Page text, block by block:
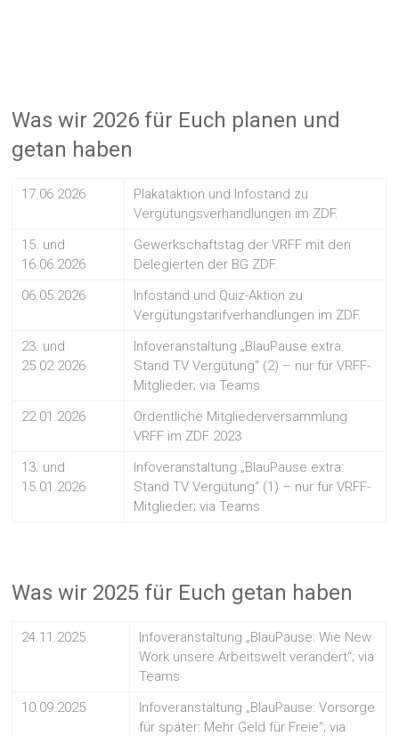
Was wir 2026 für Euch planen und
getan haben
17.06.2026
Plakataktion und Infostand zu
Vergütungsverhandlungen im ZDF.
15. und
16.06.2026
Gewerkschaftstag der VRFF mit den
Delegierten der BG ZDF.
06.05.2026
Infostand und Quiz-Aktion zu
Vergütungstarifverhandlungen im ZDF.
23. und
25.02.2026
Infoveranstaltung „BlauPause extra:
Stand TV Vergütung“ (2) – nur für VRFF-
Mitglieder; via Teams
22.01.2026
Ordentliche Mitgliederversammlung
VRFF im ZDF 2023
13. und
15.01.2026
Infoveranstaltung „BlauPause extra:
Stand TV Vergütung“ (1) – nur für VRFF-
Mitglieder; via Teams
Was wir 2025 für Euch getan haben
24.11.2025
Infoveranstaltung „BlauPause: Wie New
Work unsere Arbeitswelt verändert“; via
Teams
10.09.2025
Infoveranstaltung „BlauPause: Vorsorge
für später: Mehr Geld für Freie“; via